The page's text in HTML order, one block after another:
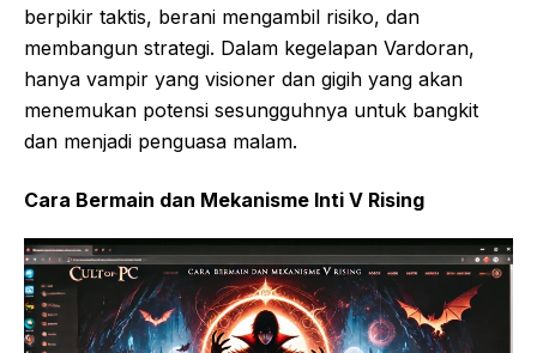
berpikir taktis, berani mengambil risiko, dan
membangun strategi. Dalam kegelapan Vardoran,
hanya vampir yang visioner dan gigih yang akan
menemukan potensi sesungguhnya untuk bangkit
dan menjadi penguasa malam.
Cara Bermain dan Mekanisme Inti V Rising